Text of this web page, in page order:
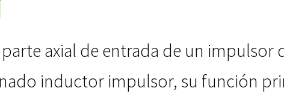
axial de entrada de un
inductor impulsor, su función